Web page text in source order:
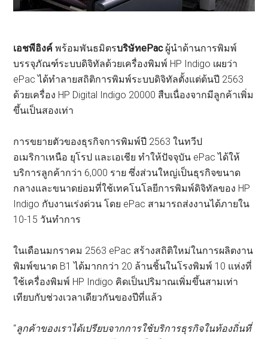
เอชพีอิงค์ พร้อมพันธมิตรบริษัทePacผู้นำด้านการพิมพ์
บรรจุภัณฑ์ระบบดิจิทัลด้วยเครื่องพิมพ์ HP Indigo เผยว่า
ePac ได้ทำลายสถิติการพิมพ์ระบบดิจิทัลตั้งแต่ต้นปี 2563
ด้วยเครื่อง HP Digital Indigo 20000 สืบเนื่องจากมีลูกค้าเพิ่ม
ขึ้นเป็นสองเท่า
การขยายตัวของธุรกิจการพิมพ์ปี 2563 ในทวีป
อเมริกาเหนือ ยุโรป และเอเชีย ทำให้ปัจจุบัน ePac ได้ให้
บริการลูกค้ากว่า 6,000 ราย ซึ่งส่วนใหญ่เป็นธุรกิจขนาด
กลางและขนาดย่อมที่ใช้เทคโนโลยีการพิมพ์ดิจิทัลของ HP
Indigo กับงานเร่งด่วน โดย ePac สามารถส่งงานได้ภายใน
10-15 วันทำการ
ในเดือนมกราคม 2563 ePac สร้างสถิติใหม่ในการผลิตงาน
พิมพ์ขนาด B1 ได้มากกว่า 20 ล้านชิ้นในโรงพิมพ์ 10 แห่งที่
ใช้เครื่องพิมพ์ HP Indigo คิดเป็นปริมาณเพิ่มขึ้นสามเท่า
เทียบกับช่วงเวลาเดียวกันของปีที่แล้ว
“ลูกค้าของเราได้เปรียบจากการใช้บริการธุรกิจในท้องถิ่นที่